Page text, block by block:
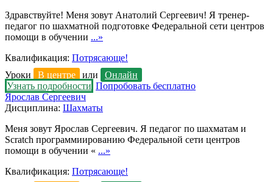
Здравствуйте! Меня зовут Анатолий Сергеевич! Я тренер-
педагог по шахматной подготовке Федеральной сети центров
помощи в обучении ...»
Квалификация: Потрясающе!
Уроки
В центре или
Онлайн
Узнать подробности Попробовать бесплатно
Ярослав Сергеевич
Дисциплина: Шахматы
Меня зовут Ярослав Сергеевич. Я педагог по шахматам и
Scrаtch программиированию Федеральной сети центров
помощи в обучении « ...»
Квалификация: Потрясающе!